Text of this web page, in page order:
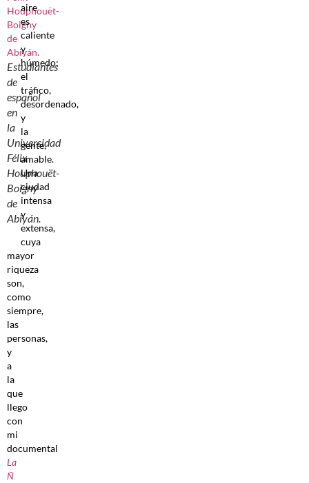
Estudiantes
de
español
en
la
Universidad
Félix
Houphouët-
Boigny
de
Abiyán.
aire
es
caliente
y
húmedo;
el
tráfico,
desordenado,
y
la
gente,
amable.
Una
ciudad
intensa
y
extensa,
cuya
mayor
riqueza
son,
como
siempre,
las
personas,
y
a
la
que
llego
con
mi
documental
La
Ñ